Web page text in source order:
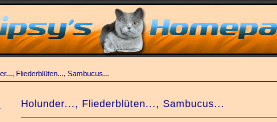
Fliederblüten..., Sambucus...
Holunder..., Fliederblüten..., Sambucus...